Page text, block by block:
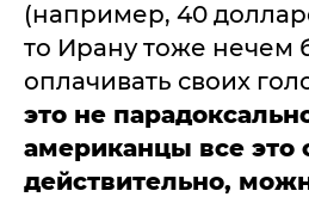
(например, 40
то Ирану тоже нечем
оплачивать своих
это не
американцы все это
действительно,